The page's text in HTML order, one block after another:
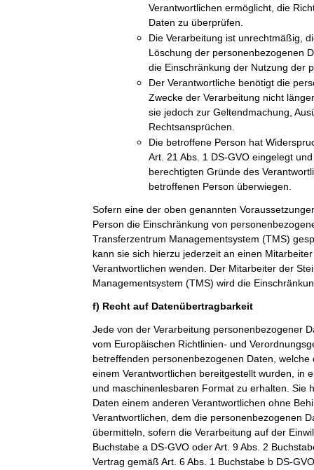
Verantwortlichen ermöglicht, die
Daten zu überprüfen.
Die Verarbeitung ist unrechtmäßig,
Löschung der personenbezogenen
die Einschränkung der Nutzung der
Der Verantwortliche benötigt die
Zwecke der Verarbeitung nicht
sie jedoch zur Geltendmachung,
Rechtsansprüchen.
Die betroffene Person hat
Art. 21 Abs. 1 DS-GVO eingelegt
berechtigten Gründe des
betroffenen Person überwiegen.
Sofern eine der oben genannten
Person die Einschränkung von
Transferzentrum Managementsystem (TMS)
kann sie sich hierzu jederzeit an einen
Verantwortlichen wenden. Der Mitarbeiter der
Managementsystem (TMS) wird die
f) Recht auf Datenübertragbarkeit
Jede von der Verarbeitung personenbezogener
vom Europäischen Richtlinien- und
betreffenden personenbezogenen Daten,
einem Verantwortlichen bereitgestellt wurden, in
und maschinenlesbaren Format zu erhalten. Sie
Daten einem anderen Verantwortlichen ohne
Verantwortlichen, dem die personenbezogenen
übermitteln, sofern die Verarbeitung auf der
Buchstabe a DS-GVO oder Art. 9 Abs. 2
Vertrag gemäß Art. 6 Abs. 1 Buchstabe b DS-